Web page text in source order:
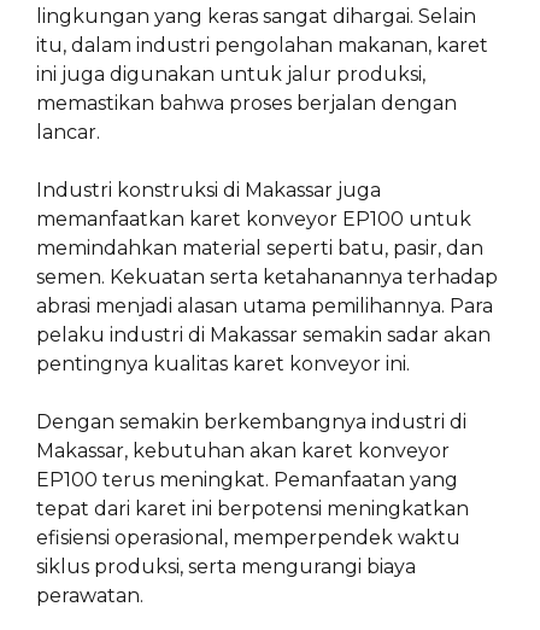
lingkungan yang keras sangat dihargai. Selain
itu, dalam industri pengolahan makanan, karet
ini juga digunakan untuk jalur produksi,
memastikan bahwa proses berjalan dengan
lancar.
Industri konstruksi di Makassar juga
memanfaatkan karet konveyor EP100 untuk
memindahkan material seperti batu, pasir, dan
semen. Kekuatan serta ketahanannya terhadap
abrasi menjadi alasan utama pemilihannya. Para
pelaku industri di Makassar semakin sadar akan
pentingnya kualitas karet konveyor ini.
Dengan semakin berkembangnya industri di
Makassar, kebutuhan akan karet konveyor
EP100 terus meningkat. Pemanfaatan yang
tepat dari karet ini berpotensi meningkatkan
efisiensi operasional, memperpendek waktu
siklus produksi, serta mengurangi biaya
perawatan.